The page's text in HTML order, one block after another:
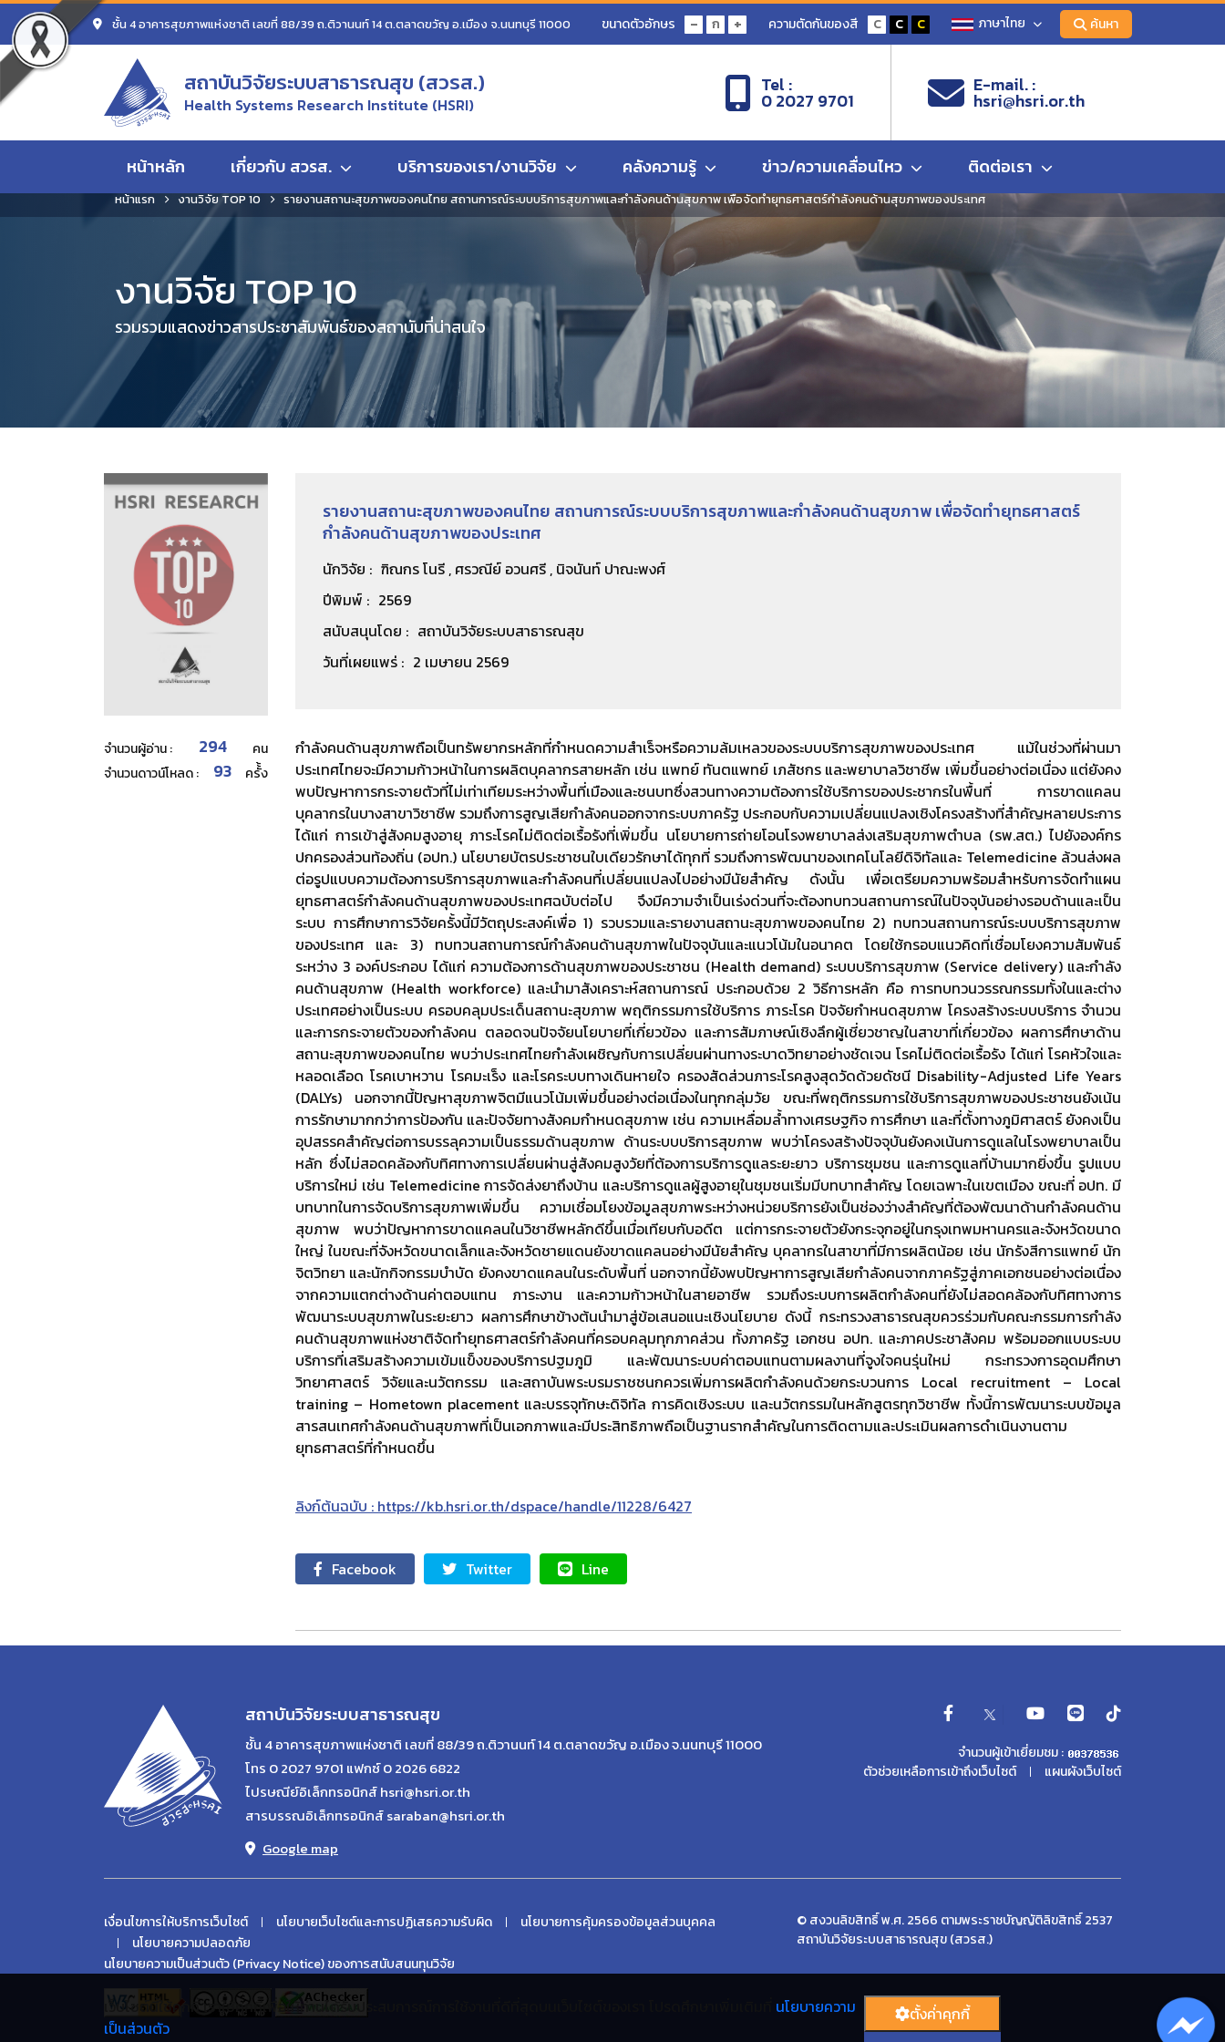
ชั้น 4 อาคารสุขภาพแห่งชาติ เลขที่ 88/39 ถ.ติวานนท์ 14 ต.ตลาดขวัญ อ.เมือง จ.นนทบุรี 11000 ขนาดตัวอักษร - ก + ความตัดกันของสี C C C ภาษาไทย ค้นหา
สถาบันวิจัยระบบสาธารณสุข (สวรส.)
Health Systems Research Institute (HSRI)
Tel :
0 2027 9701
E-mail. :
hsri@hsri.or.th
หน้าหลัก เกี่ยวกับ สวรส. บริการของเรา/งานวิจัย คลังความรู้ ข่าว/ความเคลื่อนไหว ติดต่อเรา
หน้าแรก งานวิจัย TOP 10 รายงานสถานะสุขภาพของคนไทย สถานการณ์ระบบบริการสุขภาพและกำลังคนด้านสุขภาพ เพื่อจัดทำยุทธศาสตร์กำลังคนด้านสุขภาพของประเทศ
งานวิจัย TOP 10
รวมรวมแสดงข่าวสารประชาสัมพันธ์ของสถานับที่น่าสนใจ
จำนวนผู้อ่าน : 294
คน
จำนวนดาวน์โหลด :
93 ครั้้ง
รายงานสถานะสุขภาพของคนไทย สถานการณ์ระบบบริการสุขภาพและกำลังคนด้านสุขภาพ เพื่อจัดทำยุทธศาสตร์
กำลังคนด้านสุขภาพของประเทศ
นักวิจัย : ฑิณกร โนรี , ศรวณีย์ อวนศรี , นิจนันท์ ปาณะพงศ์
ปีพิมพ์ : 2569
สนับสนุนโดย : สถาบันวิจัยระบบสาธารณสุข
วันที่เผยแพร่ : 2 เมษายน 2569
กำลังคนด้านสุขภาพถือเป็นทรัพยากรหลักที่กำหนดความสำเร็จหรือความล้มเหลวของระบบบริการสุขภาพของประเทศ แม้ในช่วงที่ผ่านมา
ประเทศไทยจะมีความก้าวหน้าในการผลิตบุคลากรสายหลัก เช่น แพทย์ ทันตแพทย์ เภสัชกร และพยาบาลวิชาชีพ เพิ่มขึ้นอย่างต่อเนื่อง แต่ยังคง
พบปัญหาการกระจายตัวที่ไม่เท่าเทียมระหว่างพื้นที่เมืองและชนบทซึ่งสวนทางความต้องการใช้บริการของประชากรในพื้นที่ การขาดแคลน
บุคลากรในบางสาขาวิชาชีพ รวมถึงการสูญเสียกำลังคนออกจากระบบภาครัฐ ประกอบกับความเปลี่ยนแปลงเชิงโครงสร้างที่สำคัญหลายประการ
ได้แก่ การเข้าสู่สังคมสูงอายุ ภาระโรคไม่ติดต่อเรื้อรังที่เพิ่มขึ้น นโยบายการถ่ายโอนโรงพยาบาลส่งเสริมสุขภาพตำบล (รพ.สต.) ไปยังองค์กร
ปกครองส่วนท้องถิ่น (อปท.) นโยบายบัตรประชาชนใบเดียวรักษาได้ทุกที่ รวมถึงการพัฒนาของเทคโนโลยีดิจิทัลและ Telemedicine ล้วนส่งผล
ต่อรูปแบบความต้องการบริการสุขภาพและกำลังคนที่เปลี่ยนแปลงไปอย่างมีนัยสำคัญ ดังนั้น เพื่อเตรียมความพร้อมสำหรับการจัดทำแผน
ยุทธศาสตร์กำลังคนด้านสุขภาพของประเทศฉบับต่อไป จึงมีความจำเป็นเร่งด่วนที่จะต้องทบทวนสถานการณ์ในปัจจุบันอย่างรอบด้านและเป็น
ระบบ การศึกษาการวิจัยครั้งนี้มีวัตถุประสงค์เพื่อ 1) รวบรวมและรายงานสถานะสุขภาพของคนไทย 2) ทบทวนสถานการณ์ระบบบริการสุขภาพ
ของประเทศ และ 3) ทบทวนสถานการณ์กำลังคนด้านสุขภาพในปัจจุบันและแนวโน้มในอนาคต โดยใช้กรอบแนวคิดที่เชื่อมโยงความสัมพันธ์
ระหว่าง 3 องค์ประกอบ ได้แก่ ความต้องการด้านสุขภาพของประชาชน (Health demand) ระบบบริการสุขภาพ (Service delivery) และกำลัง
คนด้านสุขภาพ (Health workforce) และนำมาสังเคราะห์สถานการณ์ ประกอบด้วย 2 วิธีการหลัก คือ การทบทวนวรรณกรรมทั้งในและต่าง
ประเทศอย่างเป็นระบบ ครอบคลุมประเด็นสถานะสุขภาพ พฤติกรรมการใช้บริการ ภาระโรค ปัจจัยกำหนดสุขภาพ โครงสร้างระบบบริการ จำนวน
และการกระจายตัวของกำลังคน ตลอดจนปัจจัยนโยบายที่เกี่ยวข้อง และการสัมภาษณ์เชิงลึกผู้เชี่ยวชาญในสาขาที่เกี่ยวข้อง ผลการศึกษาด้าน
สถานะสุขภาพของคนไทย พบว่าประเทศไทยกำลังเผชิญกับการเปลี่ยนผ่านทางระบาดวิทยาอย่างชัดเจน โรคไม่ติดต่อเรื้อรัง ได้แก่ โรคหัวใจและ
หลอดเลือด โรคเบาหวาน โรคมะเร็ง และโรคระบบทางเดินหายใจ ครองสัดส่วนภาระโรคสูงสุดวัดด้วยดัชนี Disability-Adjusted Life Years
(DALYs) นอกจากนี้ปัญหาสุขภาพจิตมีแนวโน้มเพิ่มขึ้นอย่างต่อเนื่องในทุกกลุ่มวัย ขณะที่พฤติกรรมการใช้บริการสุขภาพของประชาชนยังเน้น
การรักษามากกว่าการป้องกัน และปัจจัยทางสังคมกำหนดสุขภาพ เช่น ความเหลื่อมล้ำทางเศรษฐกิจ การศึกษา และที่ตั้งทางภูมิศาสตร์ ยังคงเป็น
อุปสรรคสำคัญต่อการบรรลุความเป็นธรรมด้านสุขภาพ ด้านระบบบริการสุขภาพ พบว่าโครงสร้างปัจจุบันยังคงเน้นการดูแลในโรงพยาบาลเป็น
หลัก ซึ่งไม่สอดคล้องกับทิศทางการเปลี่ยนผ่านสู่สังคมสูงวัยที่ต้องการบริการดูแลระยะยาว บริการชุมชน และการดูแลที่บ้านมากยิ่งขึ้น รูปแบบ
บริการใหม่ เช่น Telemedicine การจัดส่งยาถึงบ้าน และบริการดูแลผู้สูงอายุในชุมชนเริ่มมีบทบาทสำคัญ โดยเฉพาะในเขตเมือง ขณะที่ อปท. มี
บทบาทในการจัดบริการสุขภาพเพิ่มขึ้น ความเชื่อมโยงข้อมูลสุขภาพระหว่างหน่วยบริการยังเป็นช่องว่างสำคัญที่ต้องพัฒนาด้านกำลังคนด้าน
สุขภาพ พบว่าปัญหาการขาดแคลนในวิชาชีพหลักดีขึ้นเมื่อเทียบกับอดีต แต่การกระจายตัวยังกระจุกอยู่ในกรุงเทพมหานครและจังหวัดขนาด
ใหญ่ ในขณะที่จังหวัดขนาดเล็กและจังหวัดชายแดนยังขาดแคลนอย่างมีนัยสำคัญ บุคลากรในสาขาที่มีการผลิตน้อย เช่น นักรังสีการแพทย์ นัก
จิตวิทยา และนักกิจกรรมบำบัด ยังคงขาดแคลนในระดับพื้นที่ นอกจากนี้ยังพบปัญหาการสูญเสียกำลังคนจากภาครัฐสู่ภาคเอกชนอย่างต่อเนื่อง
จากความแตกต่างด้านค่าตอบแทน ภาระงาน และความก้าวหน้าในสายอาชีพ รวมถึงระบบการผลิตกำลังคนที่ยังไม่สอดคล้องกับทิศทางการ
พัฒนาระบบสุขภาพในระยะยาว ผลการศึกษาข้างต้นนำมาสู่ข้อเสนอแนะเชิงนโยบาย ดังนี้ กระทรวงสาธารณสุขควรร่วมกับคณะกรรมการกำลัง
คนด้านสุขภาพแห่งชาติจัดทำยุทธศาสตร์กำลังคนที่ครอบคลุมทุกภาคส่วน ทั้งภาครัฐ เอกชน อปท. และภาคประชาสังคม พร้อมออกแบบระบบ
บริการที่เสริมสร้างความเข้มแข็งของบริการปฐมภูมิ และพัฒนาระบบค่าตอบแทนตามผลงานที่จูงใจคนรุ่นใหม่ กระทรวงการอุดมศึกษา
วิทยาศาสตร์ วิจัยและนวัตกรรม และสถาบันพระบรมราชชนกควรเพิ่มการผลิตกำลังคนด้วยกระบวนการ Local recruitment – Local
training – Hometown placement และบรรจุทักษะดิจิทัล การคิดเชิงระบบ และนวัตกรรมในหลักสูตรทุกวิชาชีพ ทั้งนี้การพัฒนาระบบข้อมูล
สารสนเทศกำลังคนด้านสุขภาพที่เป็นเอกภาพและมีประสิทธิภาพถือเป็นฐานรากสำคัญในการติดตามและประเมินผลการดำเนินงานตาม
ยุทธศาสตร์ที่กำหนดขึ้น
ลิงก์ต้นฉบับ : https://kb.hsri.or.th/dspace/handle/11228/6427
Facebook Twitter Line
สถาบันวิจัยระบบสาธารณสุข
ชั้น 4 อาคารสุขภาพแห่งชาติ เลขที่ 88/39 ถ.ติวานนท์ 14 ต.ตลาดขวัญ อ.เมือง จ.นนทบุรี 11000
โทร 0 2027 9701 แฟกซ์ 0 2026 6822
ไปรษณีย์อิเล็กทรอนิกส์ hsri@hsri.or.th
สารบรรณอิเล็กทรอนิกส์ saraban@hsri.or.th
Google map
จำนวนผู้เข้าเยี่ยมชม :
ตัวช่วยเหลือการเข้าถึงเว็บไซต์
แผนผังเว็บไซต์
เงื่อนไขการให้บริการเว็บไซต์ นโยบายเว็บไซต์และการปฏิเสธความรับผิด
นโยบายการคุ้มครองข้อมูลส่วนบุคคล
นโยบายความปลอดภัย
นโยบายความเป็นส่วนตัว (Privacy Notice) ของการสนับสนนทุนวิจัย
© สงวนลิขสิทธิ์ พ.ศ. 2566 ตามพระราชบัญญัติลิขสิทธิ์ 2537
สถาบันวิจัยระบบสาธารณสุข (สวรส.)
เว็บไซต์นี้ใช้คุกกี้ เราใช้คุกกี้เพื่อให้ท่านได้รับประสบการณ์การใช้งานที่ดีที่สุดบนเว็บไซต์ของเรา โปรดศึกษาเพิ่มเติมที่ นโยบายความ
เป็นส่วนตัว
ตั้งค่่าคุกกี้